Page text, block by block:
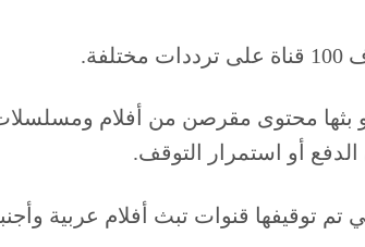
محتوى مقرصن من أفلام ومسلسلات
الدفع أو استمرار التوقف.
توقيفها قنوات تبث أفلام عربية